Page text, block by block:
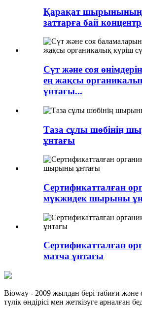
Қарақат шырынының
заттарға бай
Сүт және соя
ең жақсы
ұнтағы...
Таза сұлы шөбінің
ұнтағы
Сертификатталған
мүкжидек шырыны
Сертификатталған
матча ұнтағы
Bioway - 2009 жылдан бері табиғи және
түлік өндірісі мен жеткізуге арналған